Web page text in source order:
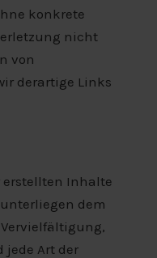
konkrete
nicht
von
derartige Links
erstellten Inhalte
dem
jede Art der